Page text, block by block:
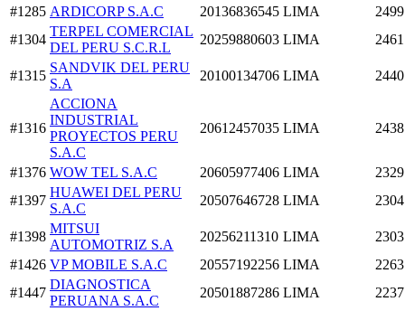
#1285 ARDICORP S.A.C 20136836545 LIMA
#1304
TERPEL COMERCIAL
DEL PERU S.C.R.L
20259880603 LIMA
#1315
SANDVIK DEL PERU
S.A
20100134706 LIMA
#1316
ACCIONA
INDUSTRIAL
PROYECTOS PERU
S.A.C
20612457035 LIMA
#1376 WOW TEL S.A.C 20605977406 LIMA
#1397
HUAWEI DEL PERU
S.A.C
20507646728 LIMA
#1398
MITSUI
AUTOMOTRIZ S.A
20256211310 LIMA
#1426 VP MOBILE S.A.C 20557192256 LIMA
#1447
DIAGNOSTICA
PERUANA S.A.C
20501887286 LIMA